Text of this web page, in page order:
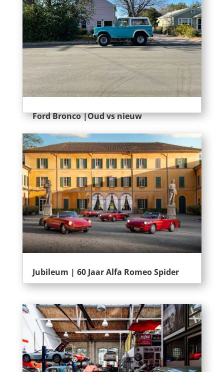
Ford Bronco |Oud vs nieuw
Jubileum | 60 Jaar Alfa Romeo Spider